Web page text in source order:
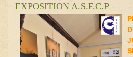
EXPOSITION A.S.F.C.P